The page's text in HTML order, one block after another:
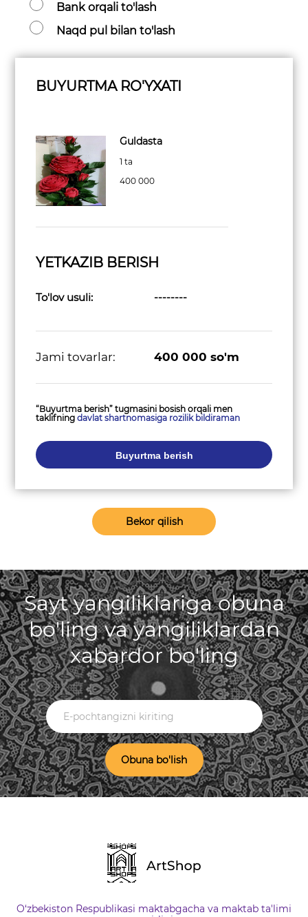
Bank orqali to'lash
Naqd pul bilan to'lash
BUYURTMA RO'YXATI
Guldasta
1 ta
400 000
YETKAZIB BERISH
To'lov usuli: --------
Jami tovarlar: 400 000 so'm
“Buyurtma berish” tugmasini bosish orqali men
taklifningdavlat shartnomasiga rozilik bildiraman
Buyurtma berish
Bekor qilish
Sayt yangiliklariga obuna
bo'ling va yangiliklardan
xabardor bo'ling
Obuna bo'lish
O‘zbekiston Respublikasi maktabgacha va maktab ta'limi